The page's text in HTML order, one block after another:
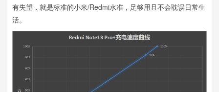
有失望，就是标准的小米/Redmi水准，足够用且不会耽误日常生
活。